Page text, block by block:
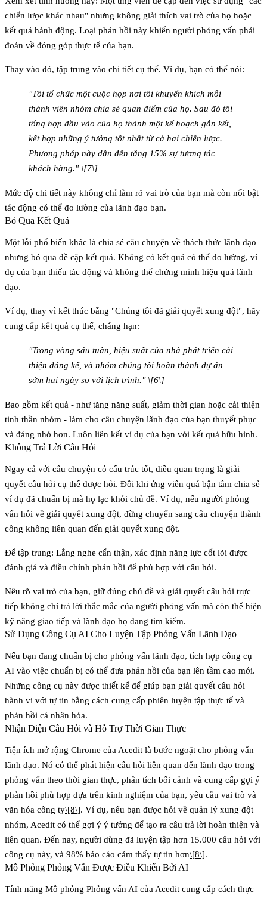
chiến lược khác nhau" nhưng không giải thích vai trò của họ hoặc
kết quả hành động. Loại phản hồi này khiến người phỏng vấn phải
đoán về đóng góp thực tế của bạn.
Thay vào đó, tập trung vào chi tiết cụ thể. Ví dụ, bạn có thể nói:
"Tôi tổ chức một cuộc họp nơi tôi khuyến khích mỗi
thành viên nhóm chia sẻ quan điểm của họ. Sau đó tôi
tổng hợp đầu vào của họ thành một kế hoạch gắn kết,
kết hợp những ý tưởng tốt nhất từ cả hai chiến lược.
Phương pháp này dẫn đến tăng 15% sự tương tác
khách hàng." \[7\]
Mức độ chi tiết này không chỉ làm rõ vai trò của bạn mà còn nổi bật
tác động có thể đo lường của lãnh đạo bạn.
Bỏ Qua Kết Quả
Một lỗi phổ biến khác là chia sẻ câu chuyện về thách thức lãnh đạo
nhưng bỏ qua đề cập kết quả. Không có kết quả có thể đo lường, ví
dụ của bạn thiếu tác động và không thể chứng minh hiệu quả lãnh
đạo.
Ví dụ, thay vì kết thúc bằng "Chúng tôi đã giải quyết xung đột", hãy
cung cấp kết quả cụ thể, chẳng hạn:
"Trong vòng sáu tuần, hiệu suất của nhà phát triển cải
thiện đáng kể, và nhóm chúng tôi hoàn thành dự án
sớm hai ngày so với lịch trình." \[6\]
Bao gồm kết quả - như tăng năng suất, giảm thời gian hoặc cải thiện
tinh thần nhóm - làm cho câu chuyện lãnh đạo của bạn thuyết phục
và đáng nhớ hơn. Luôn liên kết ví dụ của bạn với kết quả hữu hình.
Không Trả Lời Câu Hỏi
Ngay cả với câu chuyện có cấu trúc tốt, điều quan trọng là giải
quyết câu hỏi cụ thể được hỏi. Đôi khi ứng viên quá bận tâm chia sẻ
ví dụ đã chuẩn bị mà họ lạc khỏi chủ đề. Ví dụ, nếu người phỏng
vấn hỏi về giải quyết xung đột, đừng chuyển sang câu chuyện thành
công không liên quan đến giải quyết xung đột.
Để tập trung: Lắng nghe cẩn thận, xác định năng lực cốt lõi được
đánh giá và điều chỉnh phản hồi để phù hợp với câu hỏi.
Nêu rõ vai trò của bạn, giữ đúng chủ đề và giải quyết câu hỏi trực
tiếp không chỉ trả lời thắc mắc của người phỏng vấn mà còn thể hiện
kỹ năng giao tiếp và lãnh đạo họ đang tìm kiếm.
Sử Dụng Công Cụ AI Cho Luyện Tập Phỏng Vấn Lãnh Đạo
Nếu bạn đang chuẩn bị cho phỏng vấn lãnh đạo, tích hợp công cụ
AI vào việc chuẩn bị có thể đưa phản hồi của bạn lên tầm cao mới.
Những công cụ này được thiết kế để giúp bạn giải quyết câu hỏi
hành vi với tự tin bằng cách cung cấp phiên luyện tập thực tế và
phản hồi cá nhân hóa.
Nhận Diện Câu Hỏi và Hỗ Trợ Thời Gian Thực
Tiện ích mở rộng Chrome của Acedit là bước ngoặt cho phỏng vấn
lãnh đạo. Nó có thể phát hiện câu hỏi liên quan đến lãnh đạo trong
phỏng vấn theo thời gian thực, phân tích bối cảnh và cung cấp gợi ý
phản hồi phù hợp dựa trên kinh nghiệm của bạn, yêu cầu vai trò và
văn hóa công ty\[8\]. Ví dụ, nếu bạn được hỏi về quản lý xung đột
nhóm, Acedit có thể gợi ý ý tưởng để tạo ra câu trả lời hoàn thiện và
liên quan. Đến nay, người dùng đã luyện tập hơn 15.000 câu hỏi với
công cụ này, và 98% báo cáo cảm thấy tự tin hơn\[8\].
Mô Phỏng Phỏng Vấn Được Điều Khiển Bởi AI
Tính năng Mô phỏng Phỏng vấn AI của Acedit cung cấp cách thực